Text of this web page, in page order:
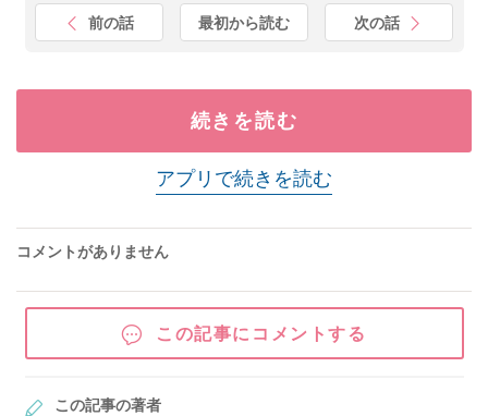
前の話 最初から読む 次の話
続きを読む
アプリで続きを読む
コメントがありません
この記事にコメントする
この記事の著者